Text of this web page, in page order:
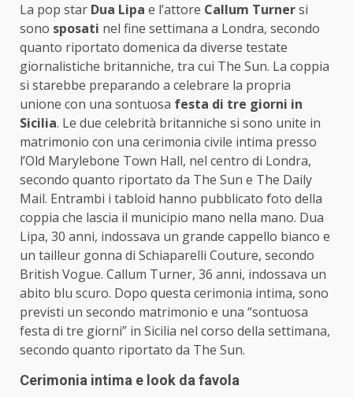
La pop star Dua Lipa e l’attore Callum Turnersi
sono sposati nel fine settimana a Londra, secondo
quanto riportato domenica da diverse testate
giornalistiche britanniche, tra cui The Sun. La coppia
si starebbe preparando a celebrare la propria
unione con una sontuosa festa di tre giorni in
Sicilia. Le due celebrità britanniche si sono unite in
matrimonio con una cerimonia civile intima presso
l’Old Marylebone Town Hall, nel centro di Londra,
secondo quanto riportato da The Sun e The Daily
Mail. Entrambi i tabloid hanno pubblicato foto della
coppia che lascia il municipio mano nella mano. Dua
Lipa, 30 anni, indossava un grande cappello bianco e
un tailleur gonna di Schiaparelli Couture, secondo
British Vogue. Callum Turner, 36 anni, indossava un
abito blu scuro. Dopo questa cerimonia intima, sono
previsti un secondo matrimonio e una “sontuosa
festa di tre giorni” in Sicilia nel corso della settimana,
secondo quanto riportato da The Sun.
Cerimonia intima e look da favola